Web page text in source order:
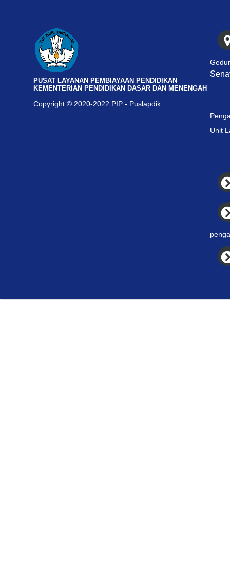
PUSAT LAYANAN PEMBIAYAAN PENDIDIKAN
KEMENTERIAN PENDIDIKAN DASAR DAN MENENGAH
Copyright © 2020-2022 PIP - Puslapdik
Unit